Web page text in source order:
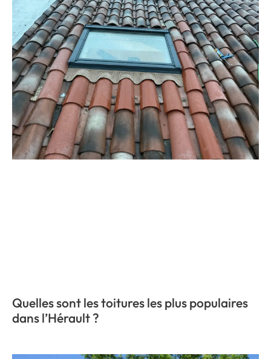
Quelles sont les toitures les plus populaires
dans l’Hérault ?